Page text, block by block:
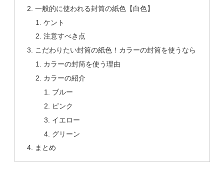
一般的に使われる封筒の紙色【白色】
ケント
注意すべき点
こだわりたい封筒の紙色！カラーの封筒を使うなら
カラーの封筒を使う理由
カラーの紹介
ブルー
ピンク
イエロー
グリーン
まとめ